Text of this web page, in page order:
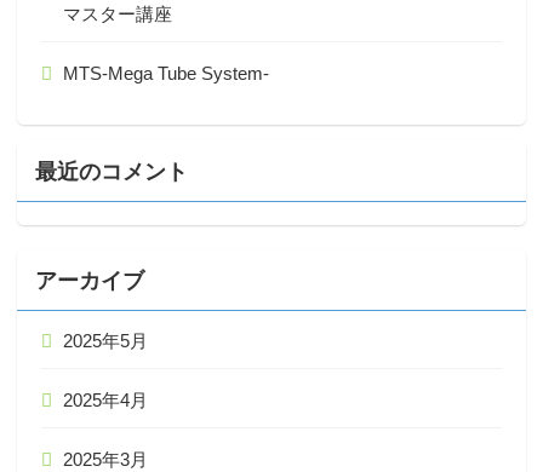
マスター講座
MTS-Mega Tube System-
最近のコメント
アーカイブ
2025年5月
2025年4月
2025年3月